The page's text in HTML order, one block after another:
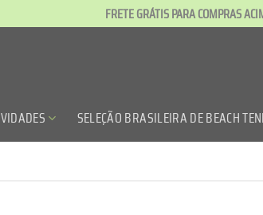
FRETE GRÁTIS PARA COMPRAS
SELEÇÃO BRASILEIRA DE BEACH